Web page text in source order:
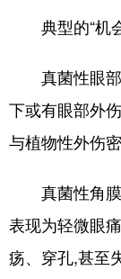
典型的“机
真菌性眼部
下或有眼部外
与植物性外伤密
真菌性角膜
表现为轻微眼
疡、穿孔,甚至